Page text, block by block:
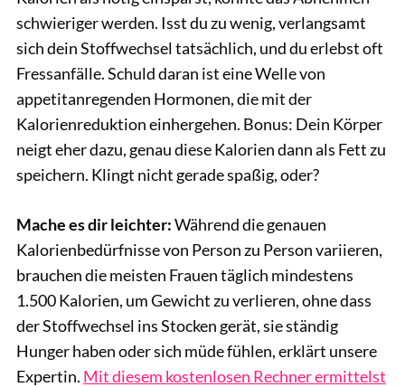
schwieriger werden. Isst du zu wenig, verlangsamt
sich dein Stoffwechsel tatsächlich, und du erlebst oft
Fressanfälle. Schuld daran ist eine Welle von
appetitanregenden Hormonen, die mit der
Kalorienreduktion einhergehen. Bonus: Dein Körper
neigt eher dazu, genau diese Kalorien dann als Fett zu
speichern. Klingt nicht gerade spaßig, oder?
Mache es dir leichter:Während die genauen
Kalorienbedürfnisse von Person zu Person variieren,
brauchen die meisten Frauen täglich mindestens
1.500 Kalorien, um Gewicht zu verlieren, ohne dass
der Stoffwechsel ins Stocken gerät, sie ständig
Hunger haben oder sich müde fühlen, erklärt unsere
Expertin. Mit diesem kostenlosen Rechner ermittelst